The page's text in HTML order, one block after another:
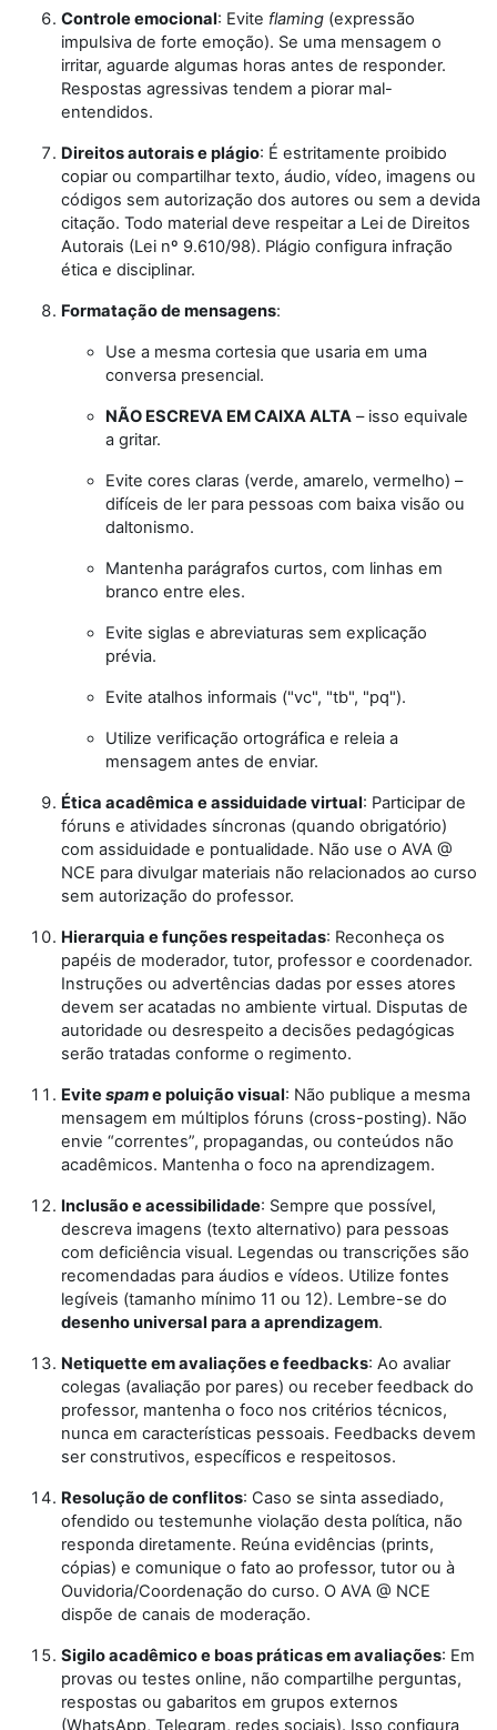
Controle emocional: Evite flaming (expressão
impulsiva de forte emoção). Se uma mensagem o
irritar, aguarde algumas horas antes de responder.
Respostas agressivas tendem a piorar mal-
entendidos.
Direitos autorais e plágio: É estritamente proibido
copiar ou compartilhar texto, áudio, vídeo, imagens ou
códigos sem autorização dos autores ou sem a devida
citação. Todo material deve respeitar a Lei de Direitos
Autorais (Lei nº 9.610/98). Plágio configura infração
ética e disciplinar.
Formatação de mensagens:
Use a mesma cortesia que usaria em uma
conversa presencial.
NÃO ESCREVA EM CAIXA ALTA – isso equivale
a gritar.
Evite cores claras (verde, amarelo, vermelho) –
difíceis de ler para pessoas com baixa visão ou
daltonismo.
Mantenha parágrafos curtos, com linhas em
branco entre eles.
Evite siglas e abreviaturas sem explicação
prévia.
Evite atalhos informais ("vc", "tb", "pq").
Utilize verificação ortográfica e releia a
mensagem antes de enviar.
Ética acadêmica e assiduidade virtual: Participar de
fóruns e atividades síncronas (quando obrigatório)
com assiduidade e pontualidade. Não use o AVA @
NCE para divulgar materiais não relacionados ao curso
sem autorização do professor.
Hierarquia e funções respeitadas: Reconheça os
papéis de moderador, tutor, professor e coordenador.
Instruções ou advertências dadas por esses atores
devem ser acatadas no ambiente virtual. Disputas de
autoridade ou desrespeito a decisões pedagógicas
serão tratadas conforme o regimento.
Evitespame poluição visual: Não publique a mesma
mensagem em múltiplos fóruns (cross-posting). Não
envie “correntes”, propagandas, ou conteúdos não
acadêmicos. Mantenha o foco na aprendizagem.
Inclusão e acessibilidade: Sempre que possível,
descreva imagens (texto alternativo) para pessoas
com deficiência visual. Legendas ou transcrições são
recomendadas para áudios e vídeos. Utilize fontes
legíveis (tamanho mínimo 11 ou 12). Lembre-se do
desenho universal para a aprendizagem.
Netiquette em avaliações e feedbacks: Ao avaliar
colegas (avaliação por pares) ou receber feedback do
professor, mantenha o foco nos critérios técnicos,
nunca em características pessoais. Feedbacks devem
ser construtivos, específicos e respeitosos.
Resolução de conflitos: Caso se sinta assediado,
ofendido ou testemunhe violação desta política, não
responda diretamente. Reúna evidências (prints,
cópias) e comunique o fato ao professor, tutor ou à
Ouvidoria/Coordenação do curso. O AVA @ NCE
dispõe de canais de moderação.
Sigilo acadêmico e boas práticas em avaliações: Em
provas ou testes online, não compartilhe perguntas,
respostas ou gabaritos em grupos externos
(WhatsApp, Telegram, redes sociais). Isso configura